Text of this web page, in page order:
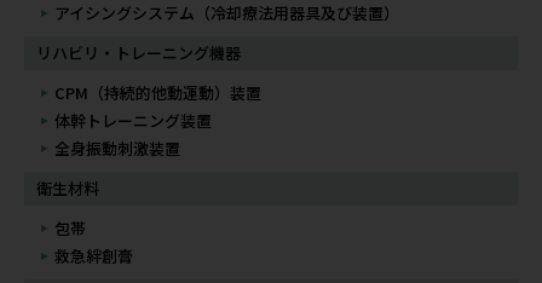
アイシングシステム（冷却療法用器具及び装置）
リハビリ・トレーニング機器
CPM（持続的他動運動）装置
体幹トレーニング装置
全身振動刺激装置
衛生材料
包帯
救急絆創膏